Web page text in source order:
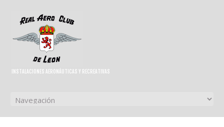
INSTALACIONES AERONÁUTICAS Y RECREATIVAS